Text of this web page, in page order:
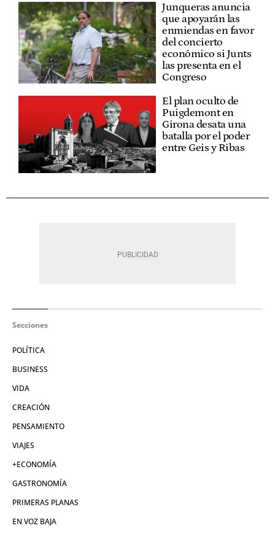
Junqueras anuncia
que apoyarán las
enmiendas en favor
del concierto
económico si Junts
las presenta en el
Congreso
El plan oculto de
Puigdemont en
Girona desata una
batalla por el poder
entre Geis y Ribas
Secciones
POLÍTICA
BUSINESS
VIDA
CREACIÓN
PENSAMIENTO
VIAJES
+ECONOMÍA
GASTRONOMÍA
PRIMERAS PLANAS
EN VOZ BAJA